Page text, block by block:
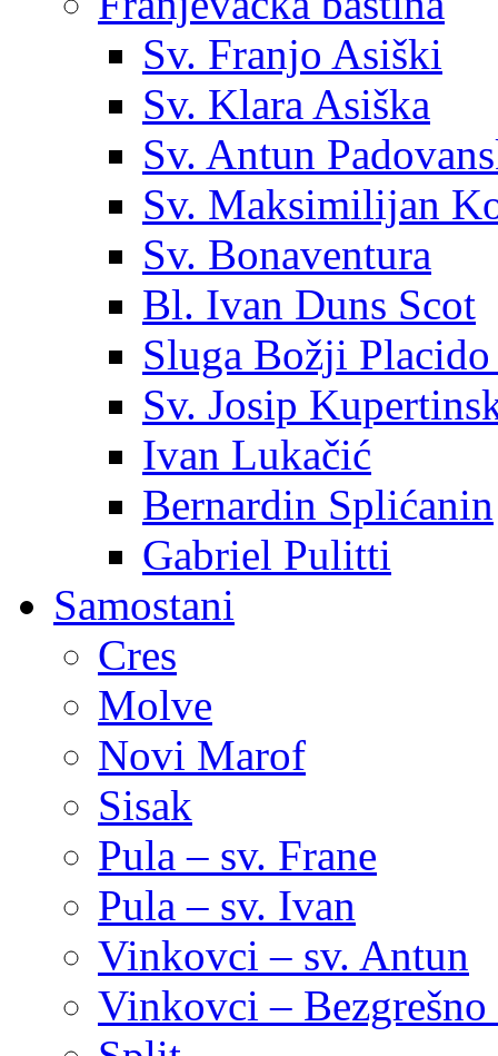
Sv. Franjo Asiški
Sv. Klara Asiška
Sv. Antun
Sv. Maksimilijan
Sv. Bonaventura
Bl. Ivan Duns Scot
Sluga Božji Placido
Sv. Josip
Ivan Lukačić
Bernardin Splićanin
Gabriel Pulitti
Samostani
Cres
Molve
Novi Marof
Sisak
Pula – sv. Frane
Pula – sv. Ivan
Vinkovci – sv. Antun
Vinkovci –